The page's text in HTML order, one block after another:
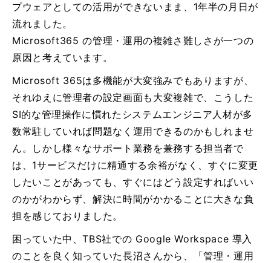
プウェアとしての活用ができないまま、1年半の月日が
流れました。
Microsoft365 の管理・運用の複雑さ難しさが一つの
原因と考えています。
Microsoft 365は多機能が大変強みでもありますが、
それゆえに管理者の設定画面も大変複雑で、こうした
SI的な管理操作に慣れたシステムエンジニア人材が多
数常駐していれば問題なく運用できるのかもしれませ
ん。しかし様々なサポート業務を兼務する担当者で
は、1サービスだけに精通する余裕がなく、すぐに変更
したいことがあっても、すぐにはどう設定すればいい
のかがわからず、解決に時間がかかることに大きな負
担を感じておりました。
困っていた中、TBS社での Google Workspace 導入
のことを良く知っていた長沼さんから、「管理・運用